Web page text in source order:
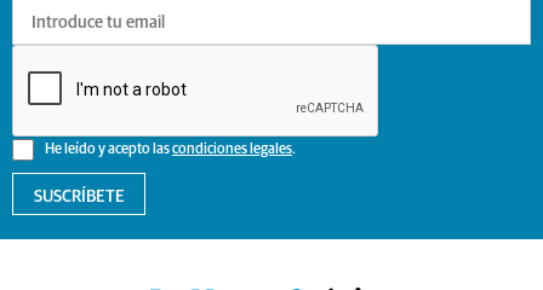
He leído y acepto lascondiciones legales.
SUSCRÍBETE